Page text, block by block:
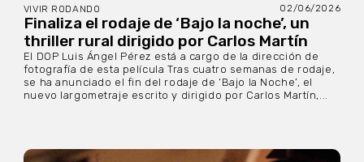
VIVIR RODANDO 02/06/2026
Finaliza el rodaje de ‘Bajo la noche’, un
thriller rural dirigido por Carlos Martín
El DOP Luis Ángel Pérez está a cargo de la dirección de
fotografía de esta película Tras cuatro semanas de rodaje,
se ha anunciado el fin del rodaje de ‘Bajo la Noche’, el
nuevo largometraje escrito y dirigido por Carlos Martín,...